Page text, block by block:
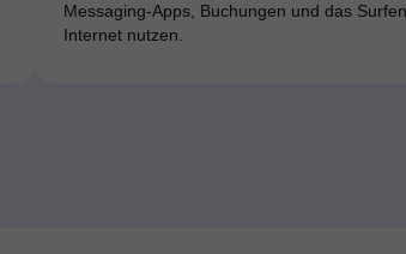
Messaging-Apps, Buchungen und das
Internet nutzen.